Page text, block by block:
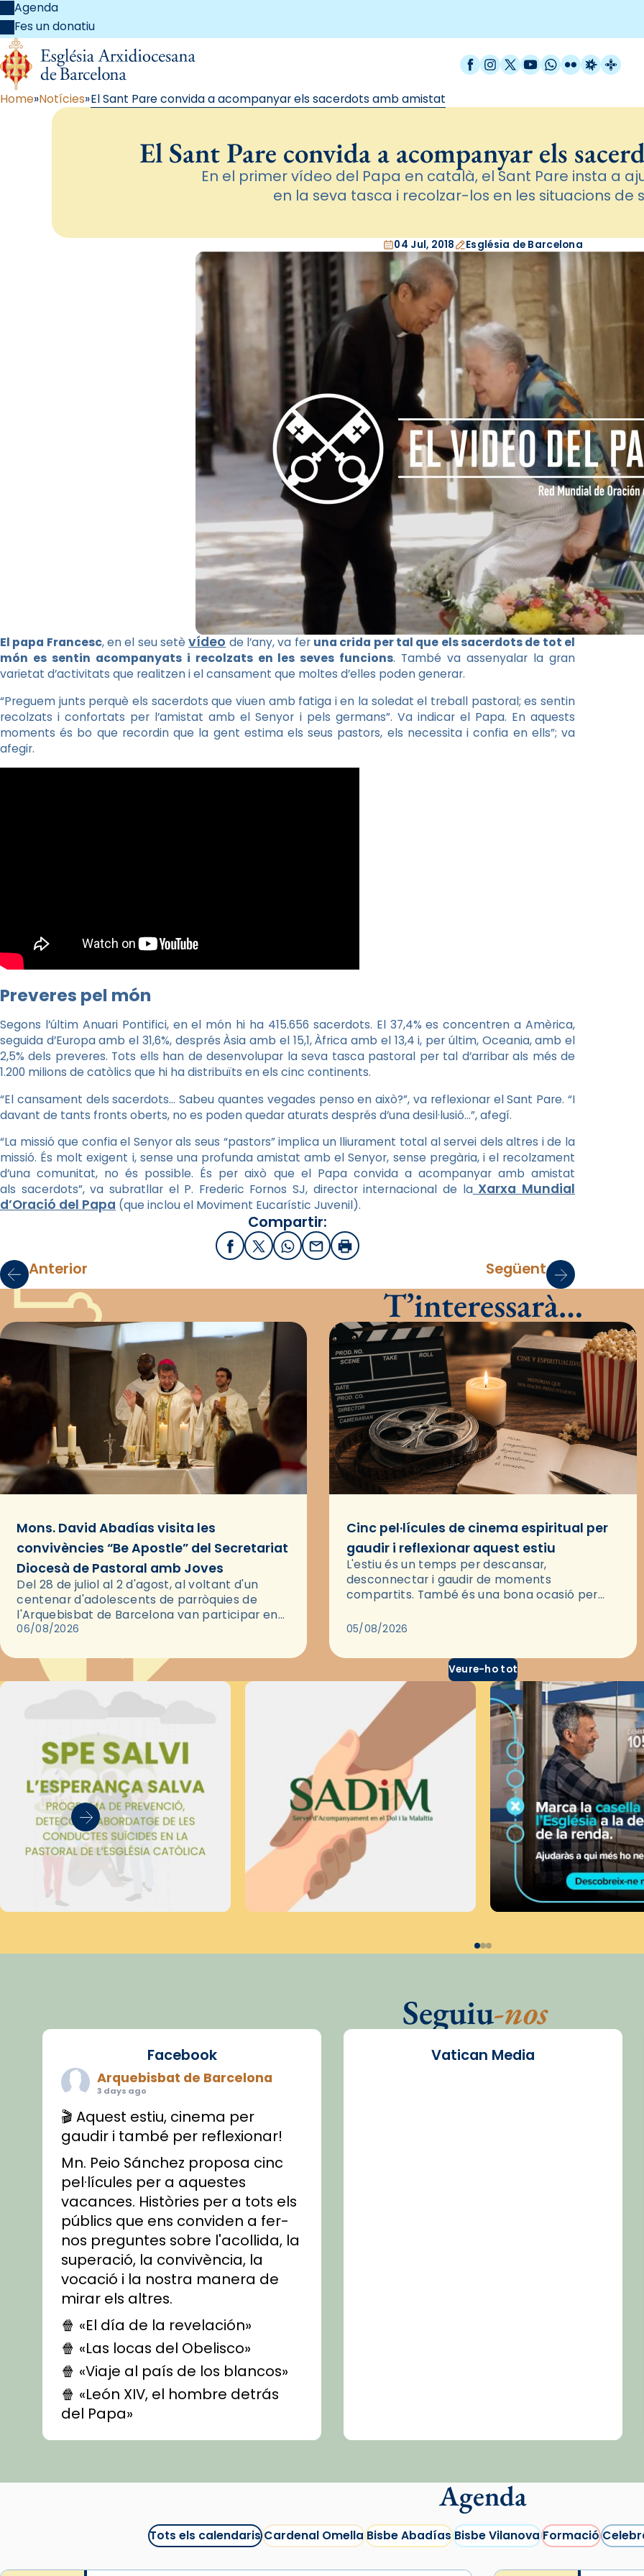
Agenda
Fes un donatiu
Facebook
Instagram
X / Twitter
YouTube
WhatsApp
FlickrRadio
Home Notícies El Sant Pare convida a acompanyar els sacerdots amb amistat
El Sant Pare convida a acompanyar els
En el primer vídeo del Papa en català, el Sant Pare insta a
en la seva tasca i recolzar-los en les situacions de
04 Jul, 2018 Església de Barcelona
El papa Francesc, en el seu setèvídeo de l’any, va fer una crida per tal que els sacerdots de tot el
món es sentin acompanyats i recolzats en les seves funcions. També va assenyalar la gran
varietat d’activitats que realitzen i el cansament que moltes d’elles poden generar.
“Preguem junts perquè els sacerdots que viuen amb fatiga i en la soledat el treball pastoral; es sentin
recolzats i confortats per l’amistat amb el Senyor i pels germans”. Va indicar el Papa. En aquests
moments és bo que recordin que la gent estima els seus pastors, els necessita i confia en ells”; va
afegir.
Preveres pel món
Segons l’últim Anuari Pontifici, en el món hi ha 415.656 sacerdots. El 37,4% es concentren a Amèrica,
seguida d’Europa amb el 31,6%, després Àsia amb el 15,1, Àfrica amb el 13,4 i, per últim, Oceania, amb el
2,5% dels preveres. Tots ells han de desenvolupar la seva tasca pastoral per tal d’arribar als més de
1.200 milions de catòlics que hi ha distribuïts en els cinc continents.
“El cansament dels sacerdots… Sabeu quantes vegades penso en això?”, va reflexionar el Sant Pare. “I
davant de tants fronts oberts, no es poden quedar aturats després d’una desil·lusió…”, afegí.
“La missió que confia el Senyor als seus “pastors” implica un lliurament total al servei dels altres i de la
missió. És molt exigent i, sense una profunda amistat amb el Senyor, sense pregària, i el recolzament
d’una comunitat, no és possible. És per això que el Papa convida a acompanyar amb amistat
als sacerdots”, va subratllar el P. Frederic Fornos SJ, director internacional de laXarxa Mundial
d’Oració del Papa (que inclou el Moviment Eucarístic Juvenil).
Compartir:
FacebookX / Twitter
WhatsApp
EmailImprimir
Anterior Següent
T’interessarà…
Mons. David Abadías visita les
convivències “Be Apostle” del Secretariat
Diocesà de Pastoral amb Joves
Del 28 de juliol al 2 d'agost, al voltant d'un
centenar d'adolescents de parròquies de
l'Arquebisbat de Barcelona van participar en
les convivències Be Apostle, organitzades pel
06/08/2026
Cinc pel·lícules de cinema espiritual per
gaudir i reflexionar aquest estiu
L'estiu és un temps per descansar,
desconnectar i gaudir de moments
compartits. També és una bona ocasió per
través del cinema, reflexionar sobre les…
05/08/2026
Veure-ho tot
Seguiu-nos
Facebook
Arquebisbat de Barcelona
3 days ago
🎬 Aquest estiu, cinema per
gaudir i també per reflexionar!
Mn. Peio Sánchez proposa cinc
pel·lícules per a aquestes
vacances. Històries per a tots els
públics que ens conviden a fer-
nos preguntes sobre l'acollida, la
superació, la convivència, la
vocació i la nostra manera de
mirar els altres.
🍿 «El día de la revelación»
🍿 «Las locas del Obelisco»
🍿 «Viaje al país de los blancos»
🍿 «León XIV, el hombre detrás
del Papa»
🍿 «Las ovejas detectives»
recomanacions i prepara una
#CinemaEspiritualitual
@cinemaspiritcat
Imatge: Generada amb IA
Vatican Media
Agenda
Tots els calendarisCardenal OmellaBisbe AbadíasBisbe VilanovaFormació